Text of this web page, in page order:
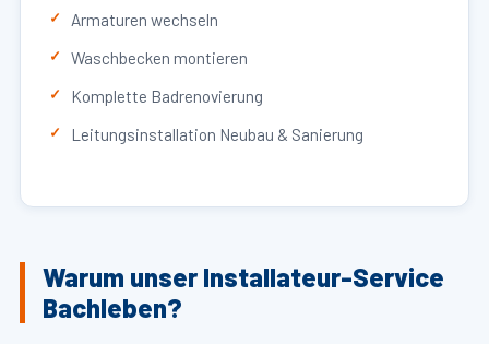
Armaturen wechseln
Waschbecken montieren
Komplette Badrenovierung
Leitungsinstallation Neubau & Sanierung
Warum unser Installateur-Service
Bachleben?